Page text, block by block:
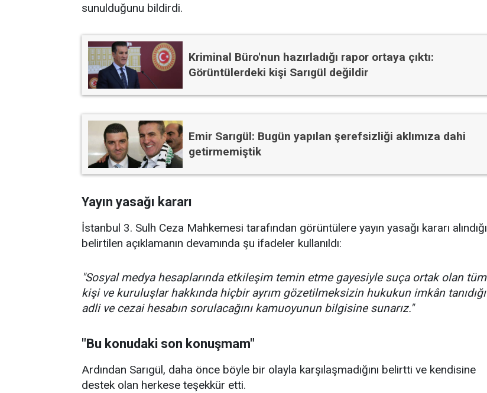
sunulduğunu bildirdi.
Kriminal Büro'nun hazırladığı rapor ortaya çıktı:
Görüntülerdeki kişi Sarıgül değildir
Emir Sarıgül: Bugün yapılan şerefsizliği aklımıza dahi
getirmemiştik
Yayın yasağı kararı
İstanbul 3. Sulh Ceza Mahkemesi tarafından görüntülere yayın yasağı kararı alındığı
belirtilen açıklamanın devamında şu ifadeler kullanıldı:
"Sosyal medya hesaplarında etkileşim temin etme gayesiyle suça ortak olan tüm
kişi ve kuruluşlar hakkında hiçbir ayrım gözetilmeksizin hukukun imkân tanıdığı
adli ve cezai hesabın sorulacağını kamuoyunun bilgisine sunarız."
"Bu konudaki son konuşmam"
Ardından Sarıgül, daha önce böyle bir olayla karşılaşmadığını belirtti ve kendisine
destek olan herkese teşekkür etti.